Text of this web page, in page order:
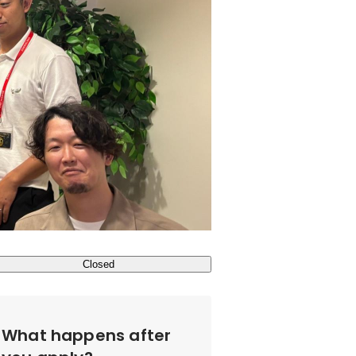
Closed
What happens after